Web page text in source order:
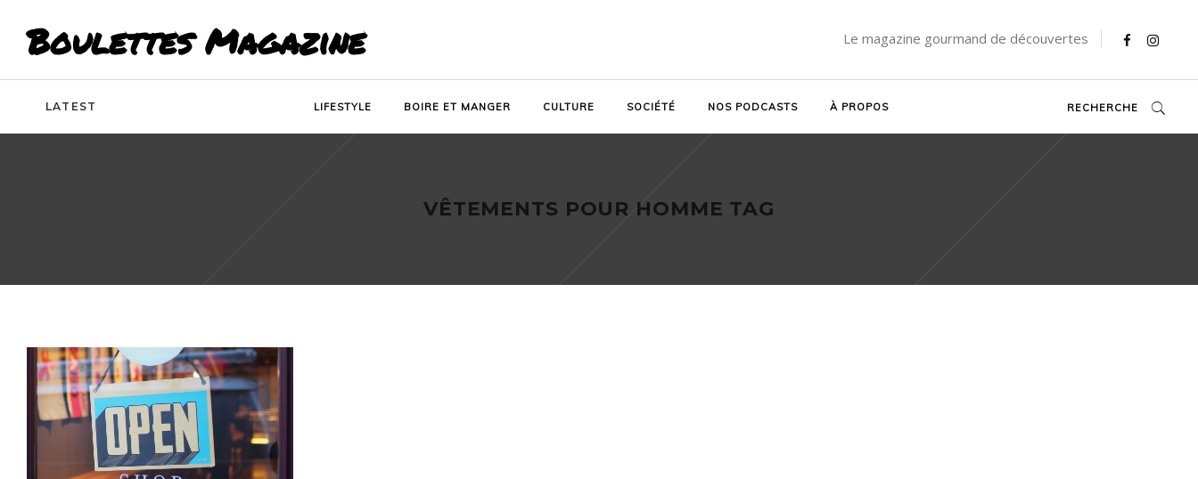
Boulettes Magazine Le magazine gourmand de découvertes
LATEST LIFESTYLE BOIRE ET MANGER CULTURE SOCIÉTÉ NOS PODCASTS À PROPOS RECHERCHE
VÊTEMENTS POUR HOMME TAG